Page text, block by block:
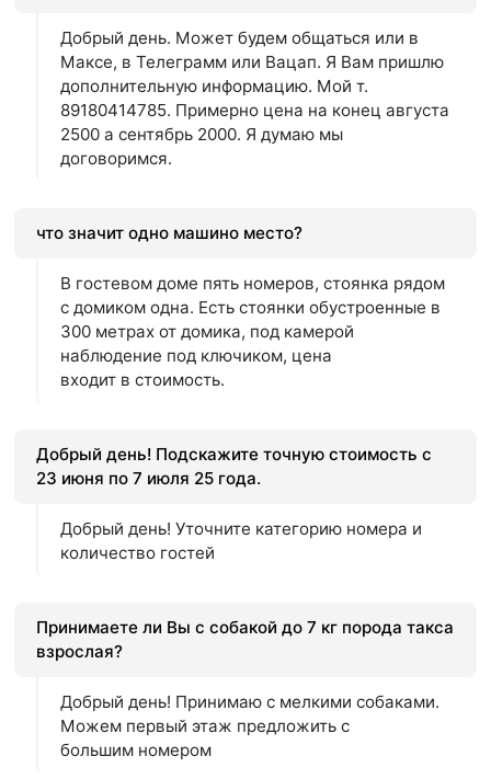
Добрый день. Может будем общаться или в
Максе, в Телеграмм или Вацап. Я Вам пришлю
дополнительную информацию. Мой т.
89180414785. Примерно цена на конец августа
2500 а сентябрь 2000. Я думаю мы
договоримся.
что значит одно машино место?
В гостевом доме пять номеров, стоянка рядом
с домиком одна. Есть стоянки обустроенные в
300 метрах от домика, под камерой
наблюдение под ключиком, цена
входит в стоимость.
Добрый день! Подскажите точную стоимость с
23 июня по 7 июля 25 года.
Добрый день! Уточните категорию номера и
количество гостей
Принимаете ли Вы с собакой до 7 кг порода такса
взрослая?
Добрый день! Принимаю с мелкими собаками.
Можем первый этаж предложить с
большим номером